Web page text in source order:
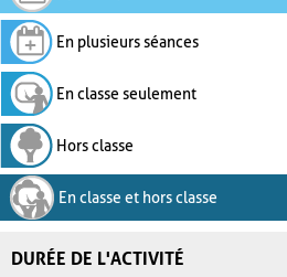
En plusieurs séances
En classe seulement
Hors classe
En classe et hors classe
DURÉE DE L'ACTIVITÉ